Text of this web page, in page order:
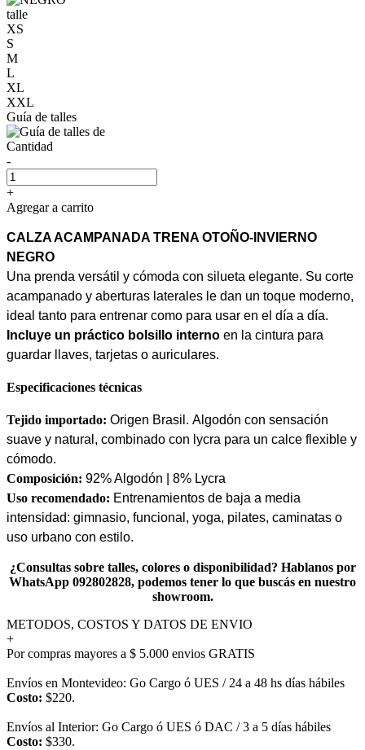
talle
XS
S
M
L
XL
XXL
Guía de talles
Cantidad
-
+
Agregar a carrito
CALZA ACAMPANADA TRENA OTOÑO-INVIERNO
NEGRO
Una prenda versátil y cómoda con silueta elegante. Su corte
acampanado y aberturas laterales le dan un toque moderno,
ideal tanto para entrenar como para usar en el día a día.
Incluye un práctico bolsillo interno en la cintura para
guardar llaves, tarjetas o auriculares.
Especificaciones técnicas
Tejido importado: Origen Brasil. Algodón con sensación
suave y natural, combinado con lycra para un calce flexible y
cómodo.
Composición: 92% Algodón | 8% Lycra
Uso recomendado: Entrenamientos de baja a media
intensidad: gimnasio, funcional, yoga, pilates, caminatas o
uso urbano con estilo.
¿Consultas sobre talles, colores o disponibilidad? Hablanos por
WhatsApp 092802828, podemos tener lo que buscás en nuestro
showroom.
METODOS, COSTOS Y DATOS DE ENVIO
+
Por compras mayores a $ 5.000 envios GRATIS
Envíos en Montevideo: Go Cargo ó UES / 24 a 48 hs días hábiles
Costo: $220.
Envíos al Interior: Go Cargo ó UES ó DAC / 3 a 5 días hábiles
Costo: $330.